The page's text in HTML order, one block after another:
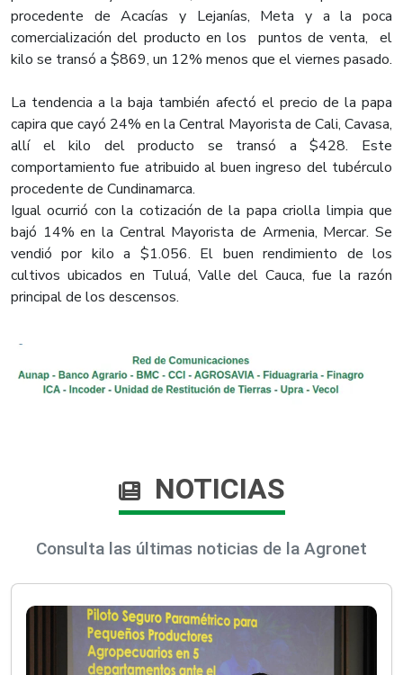
procedente de Acacías y Lejanías, Meta y a la poca
comercialización del producto en los puntos de venta, el
kilo se transó a $869, un 12% menos que el viernes pasado.
La tendencia a la baja también afectó el precio de la papa
capira que cayó 24% en la Central Mayorista de Cali, Cavasa,
allí el kilo del producto se transó a $428. Este
comportamiento fue atribuido al buen ingreso del tubérculo
procedente de Cundinamarca.
Igual ocurrió con la cotización de la papa criolla limpia que
bajó 14% en la Central Mayorista de Armenia, Mercar. Se
vendió por kilo a $1.056. El buen rendimiento de los
cultivos ubicados en Tuluá, Valle del Cauca, fue la razón
principal de los descensos.
NOTICIAS
Consulta las últimas noticias de la Agronet